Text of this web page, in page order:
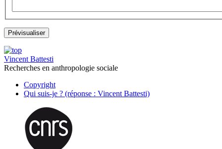
Vincent Battesti
Recherches en anthropologie sociale
Copyright
Qui suis-je ? (réponse : Vincent Battesti)